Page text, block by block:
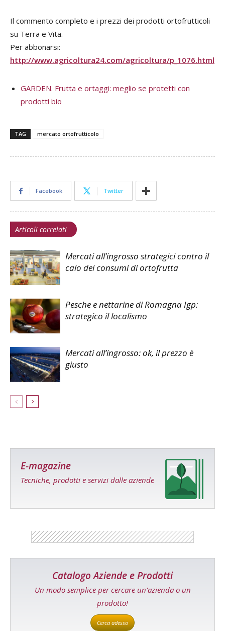
Il commento completo e i prezzi dei prodotti ortofrutticoli
su Terra e Vita.
Per abbonarsi:
http://www.agricoltura24.com/agricoltura/p_1076.html
GARDEN. Frutta e ortaggi: meglio se protetti con
prodotti bio
TAG mercato ortofrutticolo
Facebook Twitter
Articoli correlati
Mercati all’ingrosso strategici contro il
calo dei consumi di ortofrutta
Pesche e nettarine di Romagna Igp:
strategico il localismo
Mercati all’ingrosso: ok, il prezzo è
giusto
E-magazine
Tecniche, prodotti e servizi dalle aziende
Catalogo Aziende e Prodotti
Un modo semplice per cercare un'azienda o un
prodotto!
Cerca adesso